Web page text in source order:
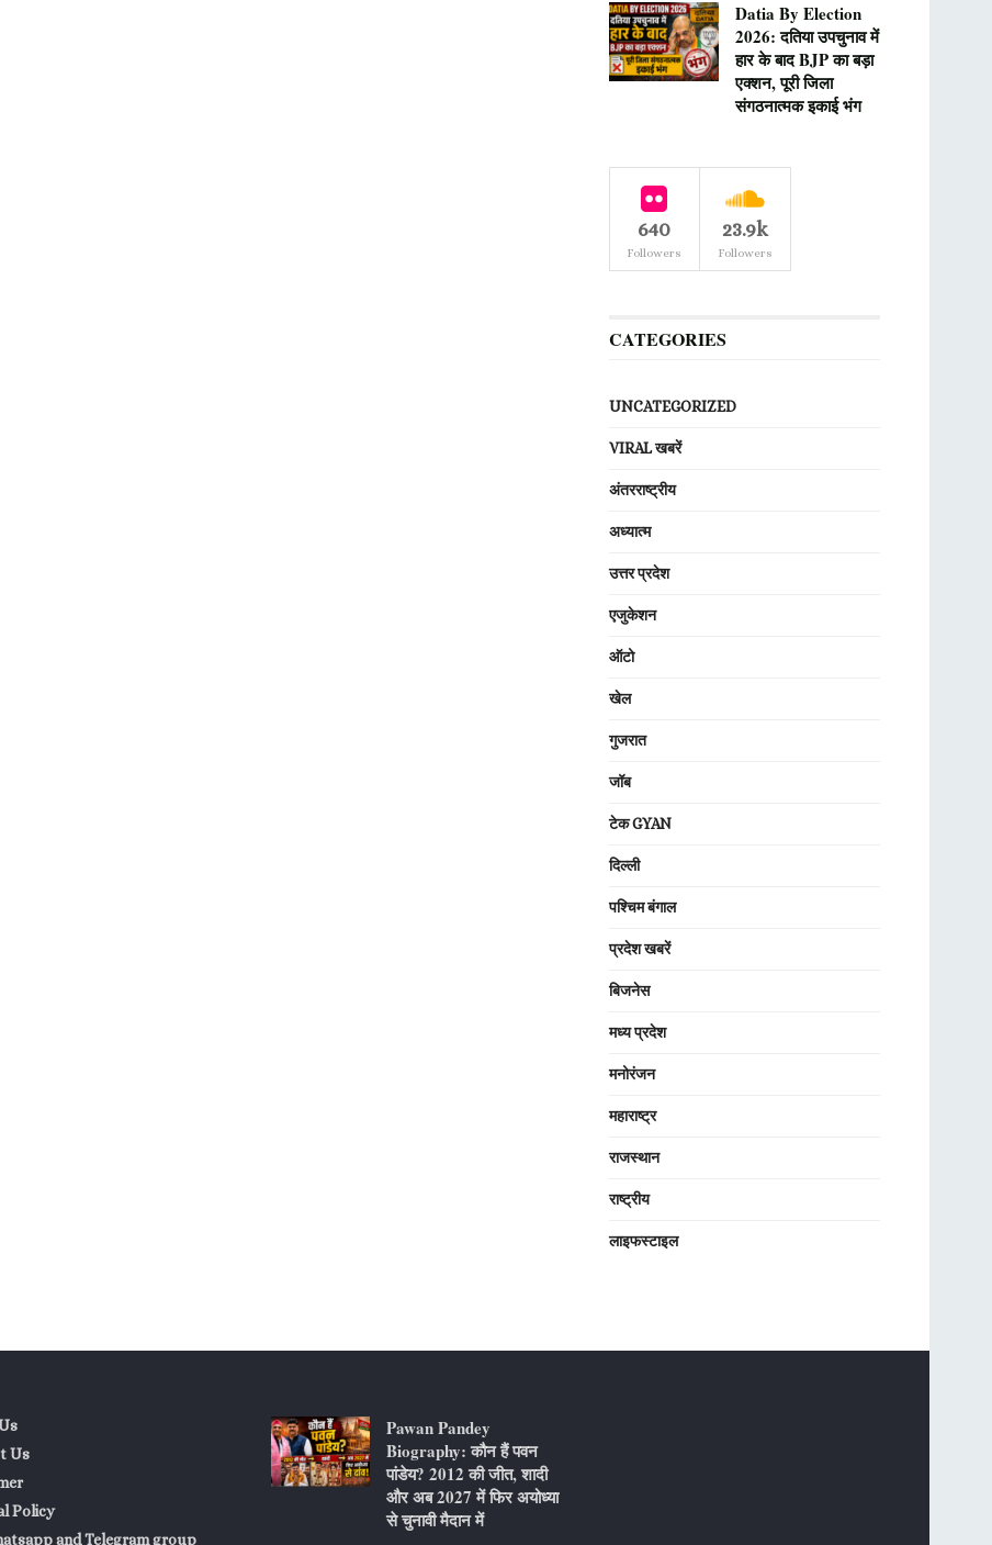
Datia By Election
2026: दतिया उपचुनाव में
हार के बाद BJP का बड़ा
एक्शन, पूरी जिला
संगठनात्मक इकाई भंग
640
Followers
23.9k
Followers
CATEGORIES
UNCATEGORIZED
VIRAL खबरें
अंतरराष्ट्रीय
अध्यात्म
उत्तर प्रदेश
एजुकेशन
ऑटो
खेल
गुजरात
जॉब
टेक GYAN
दिल्ली
पश्चिम बंगाल
प्रदेश खबरें
बिजनेस
मध्य प्रदेश
मनोरंजन
महाराष्ट्र
राजस्थान
राष्ट्रीय
लाइफस्टाइल
Us
Policy
and Telegram group
Pawan Pandey
Biography: कौन हैं पवन
पांडेय? 2012 की जीत, शादी
और अब 2027 में फिर अयोध्या
से चुनावी मैदान में